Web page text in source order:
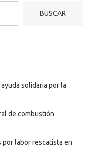
BUSCAR
solidaria por la
de combustión
por labor rescatista en